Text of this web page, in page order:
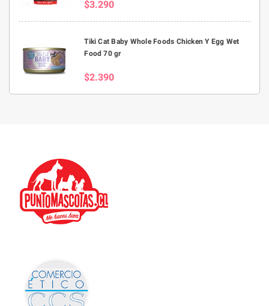
$3.290
Tiki Cat Baby Whole Foods Chicken Y Egg Wet
Food 70 gr
$2.390